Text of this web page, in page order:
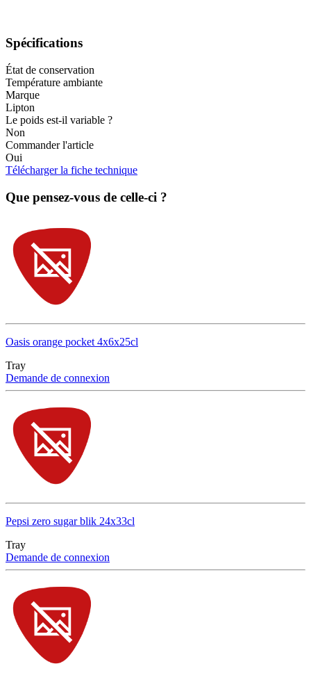
Spécifications
État de conservation
Température ambiante
Marque
Lipton
Le poids est-il variable ?
Non
Commander l'article
Oui
Télécharger la fiche technique
Que pensez-vous de celle-ci ?
Oasis orange pocket 4x6x25cl
Tray
Demande de connexion
Pepsi zero sugar blik 24x33cl
Tray
Demande de connexion